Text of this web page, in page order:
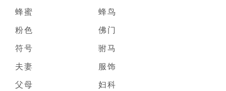
蜂蜜
蜂鸟
粉色
佛门
符号
驸马
夫妻
服饰
父母
妇科